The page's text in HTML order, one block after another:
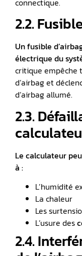
connectique.
2.2.
Un fusible
électrique du
critique empêche
d’airbag et
d’airbag allumé.
2.3.
Le calculateur
à :
L’humidité
La chaleur
Les
L’usure des
2.4.